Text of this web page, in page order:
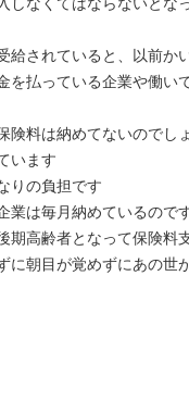
給されていると、以前か
を払っている企業や働い
険料は納めてないのでし
います
りの負担です
業は毎月納めているので
期高齢者となって保険料
に朝目が覚めずにあの世